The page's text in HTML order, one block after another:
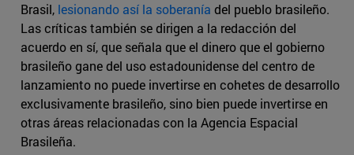
Brasil, lesionando así la soberanía del pueblo brasileño.
Las críticas también se dirigen a la redacción del
acuerdo en sí, que señala que el dinero que el gobierno
brasileño gane del uso estadounidense del centro de
lanzamiento no puede invertirse en cohetes de desarrollo
exclusivamente brasileño, sino bien puede invertirse en
otras áreas relacionadas con la Agencia Espacial
Brasileña.